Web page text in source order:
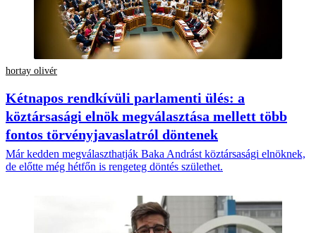
hortay olivér
Kétnapos rendkívüli parlamenti ülés: a
köztársasági elnök megválasztása mellett több
fontos törvényjavaslatról döntenek
Már kedden megválaszthatják Baka Andrást köztársasági elnöknek,
de előtte még hétfőn is rengeteg döntés születhet.